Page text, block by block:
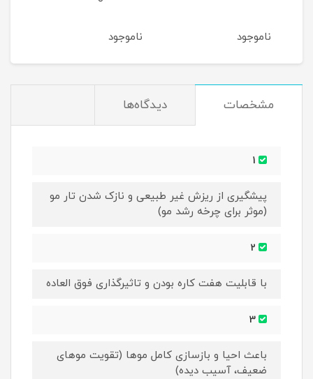
ناموجود ناموجود
مشخصات دیدگاه‌ها
پیشگیری از ریزش غیر طبیعی و نازک شدن تار مو
(موثر برای چرخه رشد مو)
با قابلیت هفت کاره بودن و تاثیرگذاری فوق العاده
باعث احیا و بازسازی کامل موها (تقویت موهای
ضعیف، آسیب دیده)